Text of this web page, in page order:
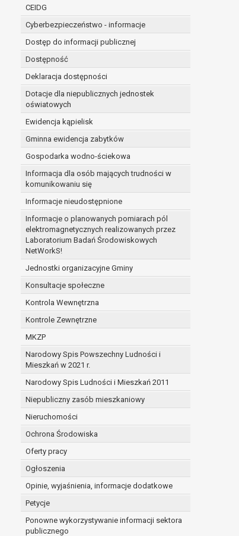
CEIDG
Cyberbezpieczeństwo - informacje
Dostęp do informacji publicznej
Dostępność
Deklaracja dostępności
Dotacje dla niepublicznych jednostek
oświatowych
Ewidencja kąpielisk
Gminna ewidencja zabytków
Gospodarka wodno-ściekowa
Informacja dla osób mających trudności w
komunikowaniu się
Informacje nieudostępnione
Informacje o planowanych pomiarach pól
elektromagnetycznych realizowanych przez
Laboratorium Badań Środowiskowych
NetWorkS!
Jednostki organizacyjne Gminy
Konsultacje społeczne
Kontrola Wewnętrzna
Kontrole Zewnętrzne
MKZP
Narodowy Spis Powszechny Ludności i
Mieszkań w 2021 r.
Narodowy Spis Ludności i Mieszkań 2011
Niepubliczny zasób mieszkaniowy
Nieruchomości
Ochrona Środowiska
Oferty pracy
Ogłoszenia
Opinie, wyjaśnienia, informacje dodatkowe
Petycje
Ponowne wykorzystywanie informacji sektora
publicznego
administratorowi bądź
niezbędność przetwarzania do
Z przyczyn związanych z Pani/Pana
on istnienie ważnych prawnie
ustalenia, dochodzenia lub obrony
W przypadku gdy przetwarzanie danych
prawo do cofnięcia tej zgody w dowolnym
Przysługuje Pani/Panu prawo wniesienia
Organem właściwym do wniesienia skargi jest
W zależności od sfery, w której przetwarzane
Pani/Pana dane nie będą poddawane